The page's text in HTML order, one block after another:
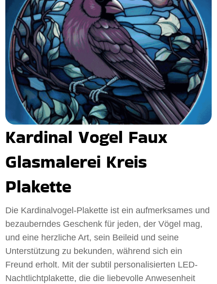
Kardinal Vogel Faux
Glasmalerei Kreis
Plakette
Die Kardinalvogel-Plakette ist ein aufmerksames und
bezauberndes Geschenk für jeden, der Vögel mag,
und eine herzliche Art, sein Beileid und seine
Unterstützung zu bekunden, während sich ein
Freund erholt. Mit der subtil personalisierten LED-
Nachtlichtplakette, die die liebevolle Anwesenheit